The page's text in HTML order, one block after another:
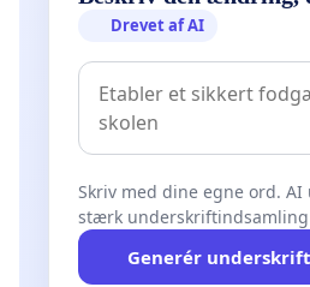
Drevet af AI
Skriv med dine egne ord.
stærk
Generér